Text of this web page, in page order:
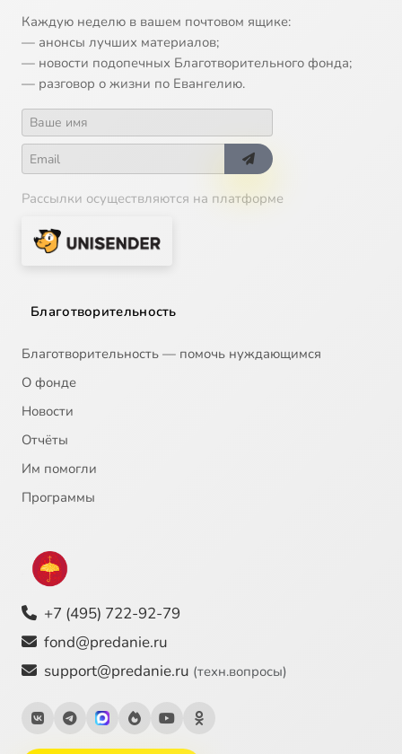
Каждую неделю в вашем почтовом ящике:
— анонсы лучших материалов;
— новости подопечных Благотворительного фонда;
— разговор о жизни по Евангелию.
Рассылки осуществляются на платформе
Благотворительность
Благотворительность — помочь нуждающимся
О фонде
Новости
Отчёты
Им помогли
Программы
+7 (495) 722-92-79
fond@predanie.ru
support@predanie.ru (техн.вопросы)